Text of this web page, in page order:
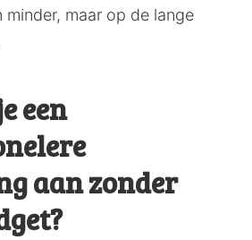
minder, maar op de lange
een
aan zonder